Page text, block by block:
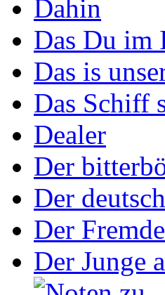
Dahin
Das Du im
Das is
Das Schiff
Dealer
Der
Der
Der
Der Junge